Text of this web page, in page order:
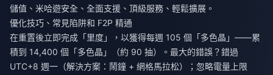
儲值、米哈遊安全、全面支援、頂級服務、輕鬆擴展。
優化技巧、常見陷阱和 F2P 精通
在重置後立即完成「里度」，以獲得每週 105 個「多色晶」——累
積到 14,400 個「多色晶」（約 90 抽）。最大的錯誤？錯過
UTC+8 週一（解決方案：鬧鐘 + 網格馬拉松）；忽略電量上限